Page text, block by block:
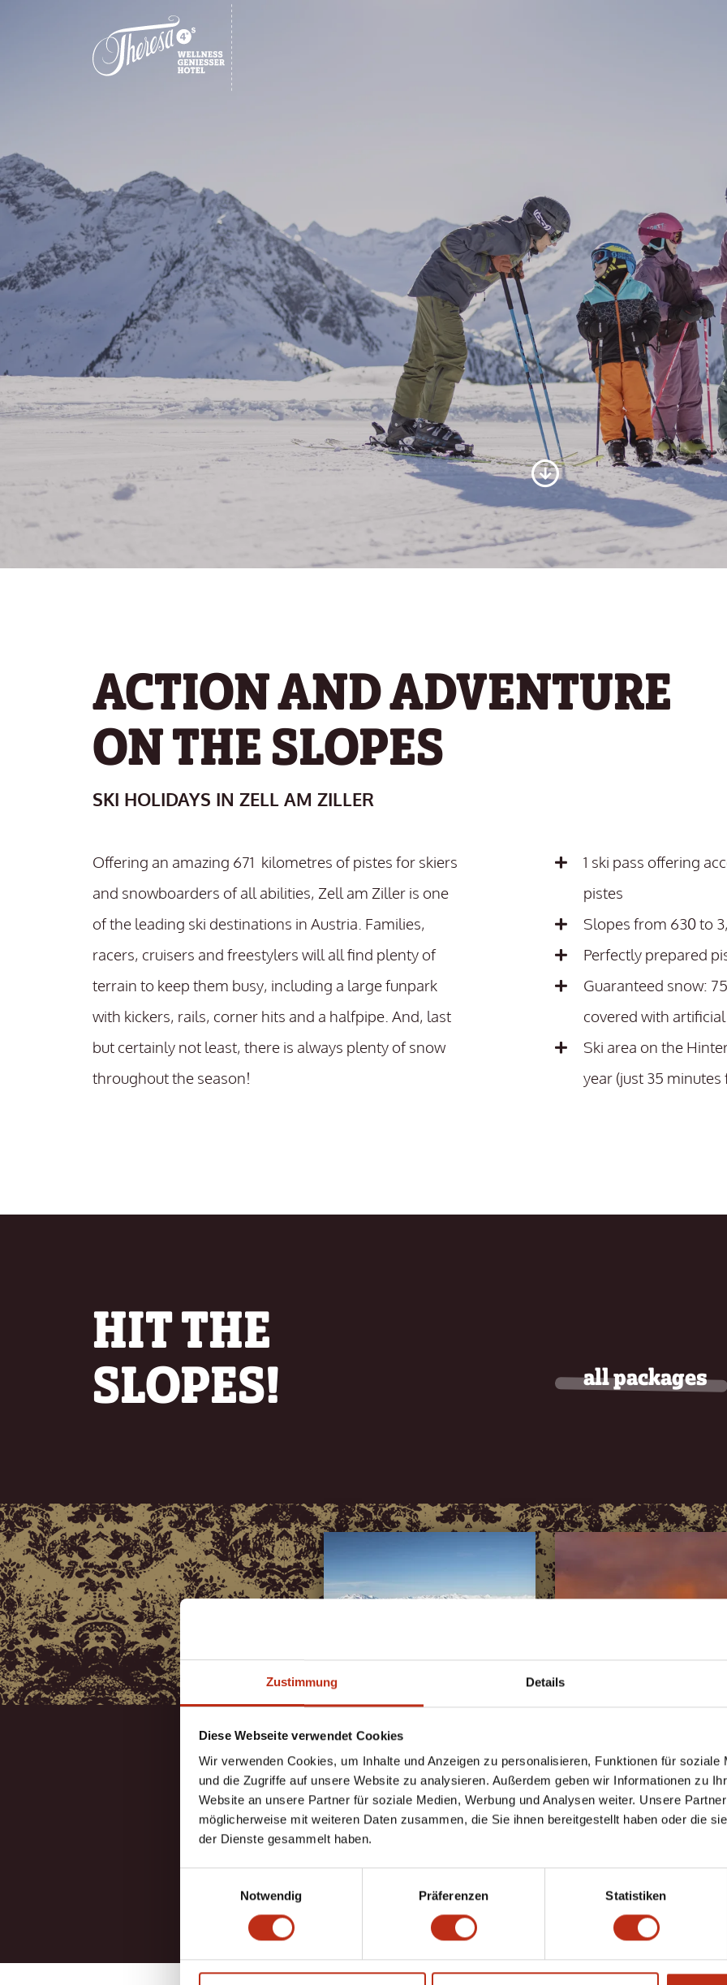
Zustimmung Details
Diese Webseite verwendet Cookies
Wir verwenden Cookies, um Inhalte und Anzeigen zu personalisieren, Funktionen für soziale
und die Zugriffe auf unsere Website zu analysieren. Außerdem geben wir Informationen zu
Website an unsere Partner für soziale Medien, Werbung und Analysen weiter. Unsere
möglicherweise mit weiteren Daten zusammen, die Sie ihnen bereitgestellt haben oder die
der Dienste gesammelt haben.
Notwendig
Präferenzen Statistiken
ACTION AND ADVENTURE
ON THE SLOPES
SKI HOLIDAYS IN ZELL AM ZILLER
Offering an amazing 671 kilometres of pistes for skiers
and snowboarders of all abilities, Zell am Ziller is one
of the leading ski destinations in Austria. Families,
racers, cruisers and freestylers will all find plenty of
terrain to keep them busy, including a large funpark
with kickers, rails, corner hits and a halfpipe. And, last
but certainly not least, there is always plenty of snow
throughout the season!
1 ski pass offering
pistes
Slopes from 630 to
Perfectly prepared
Guaranteed snow:
covered with
Ski area on the
year (just 35
HIT THE
SLOPES!
all packages
SUPER SKI
WEEKS
7 NIGHTS FROM €
PREMIUM
MOUNTAINS &
SPA
7 NIGHTS FROM €
1.600